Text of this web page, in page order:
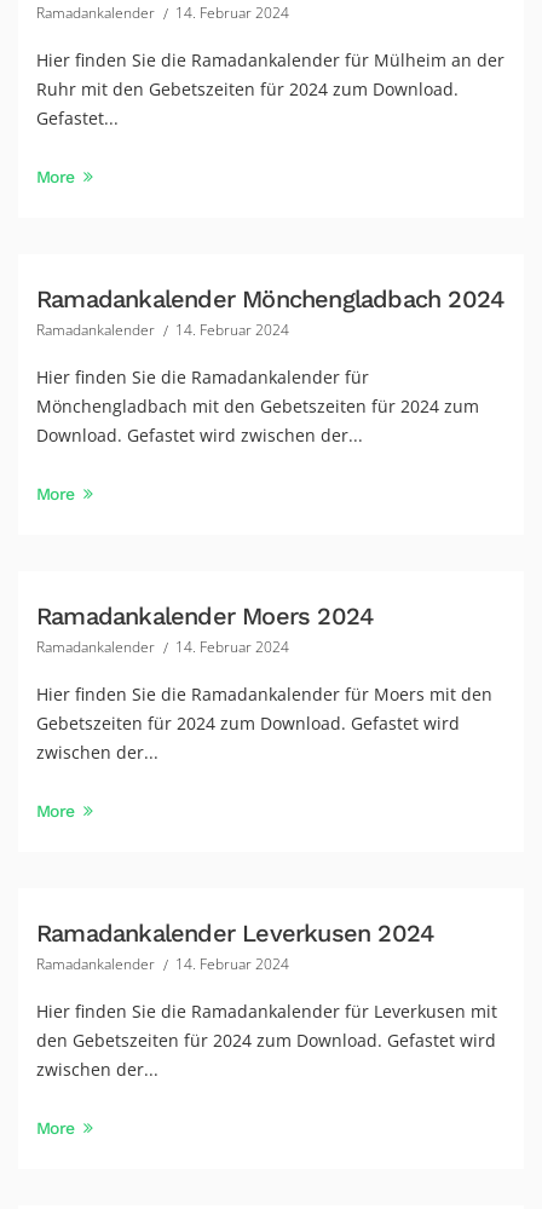
Ramadankalender 14. Februar 2024
Hier finden Sie die Ramadankalender für Mülheim an der
Ruhr mit den Gebetszeiten für 2024 zum Download.
Gefastet...
More
Ramadankalender Mönchengladbach 2024
Ramadankalender 14. Februar 2024
Hier finden Sie die Ramadankalender für
Mönchengladbach mit den Gebetszeiten für 2024 zum
Download. Gefastet wird zwischen der...
More
Ramadankalender Moers 2024
Ramadankalender 14. Februar 2024
Hier finden Sie die Ramadankalender für Moers mit den
Gebetszeiten für 2024 zum Download. Gefastet wird
zwischen der...
More
Ramadankalender Leverkusen 2024
Ramadankalender 14. Februar 2024
Hier finden Sie die Ramadankalender für Leverkusen mit
den Gebetszeiten für 2024 zum Download. Gefastet wird
zwischen der...
More